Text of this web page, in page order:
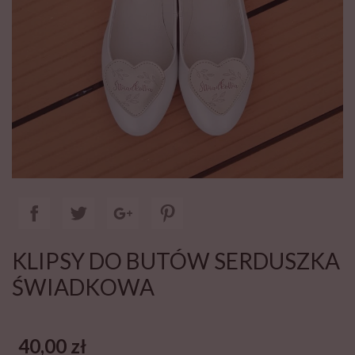
KLIPSY DO BUTÓW SERDUSZKA
ŚWIADKOWA
40,00 zł